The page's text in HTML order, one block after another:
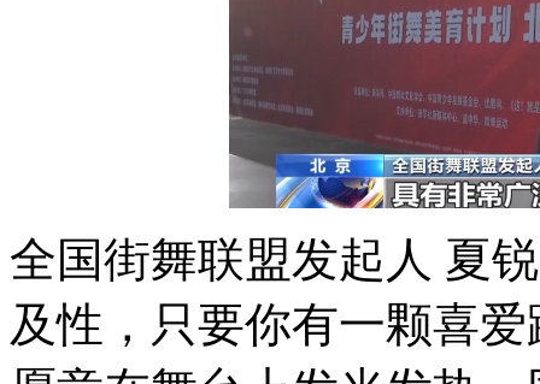
全国街舞联盟发起人 夏
及性，只要你有一颗喜